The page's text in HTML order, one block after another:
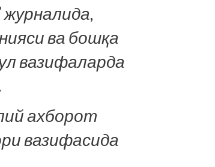
ва бошқа
вазифаларда
ахборот
вазифасида